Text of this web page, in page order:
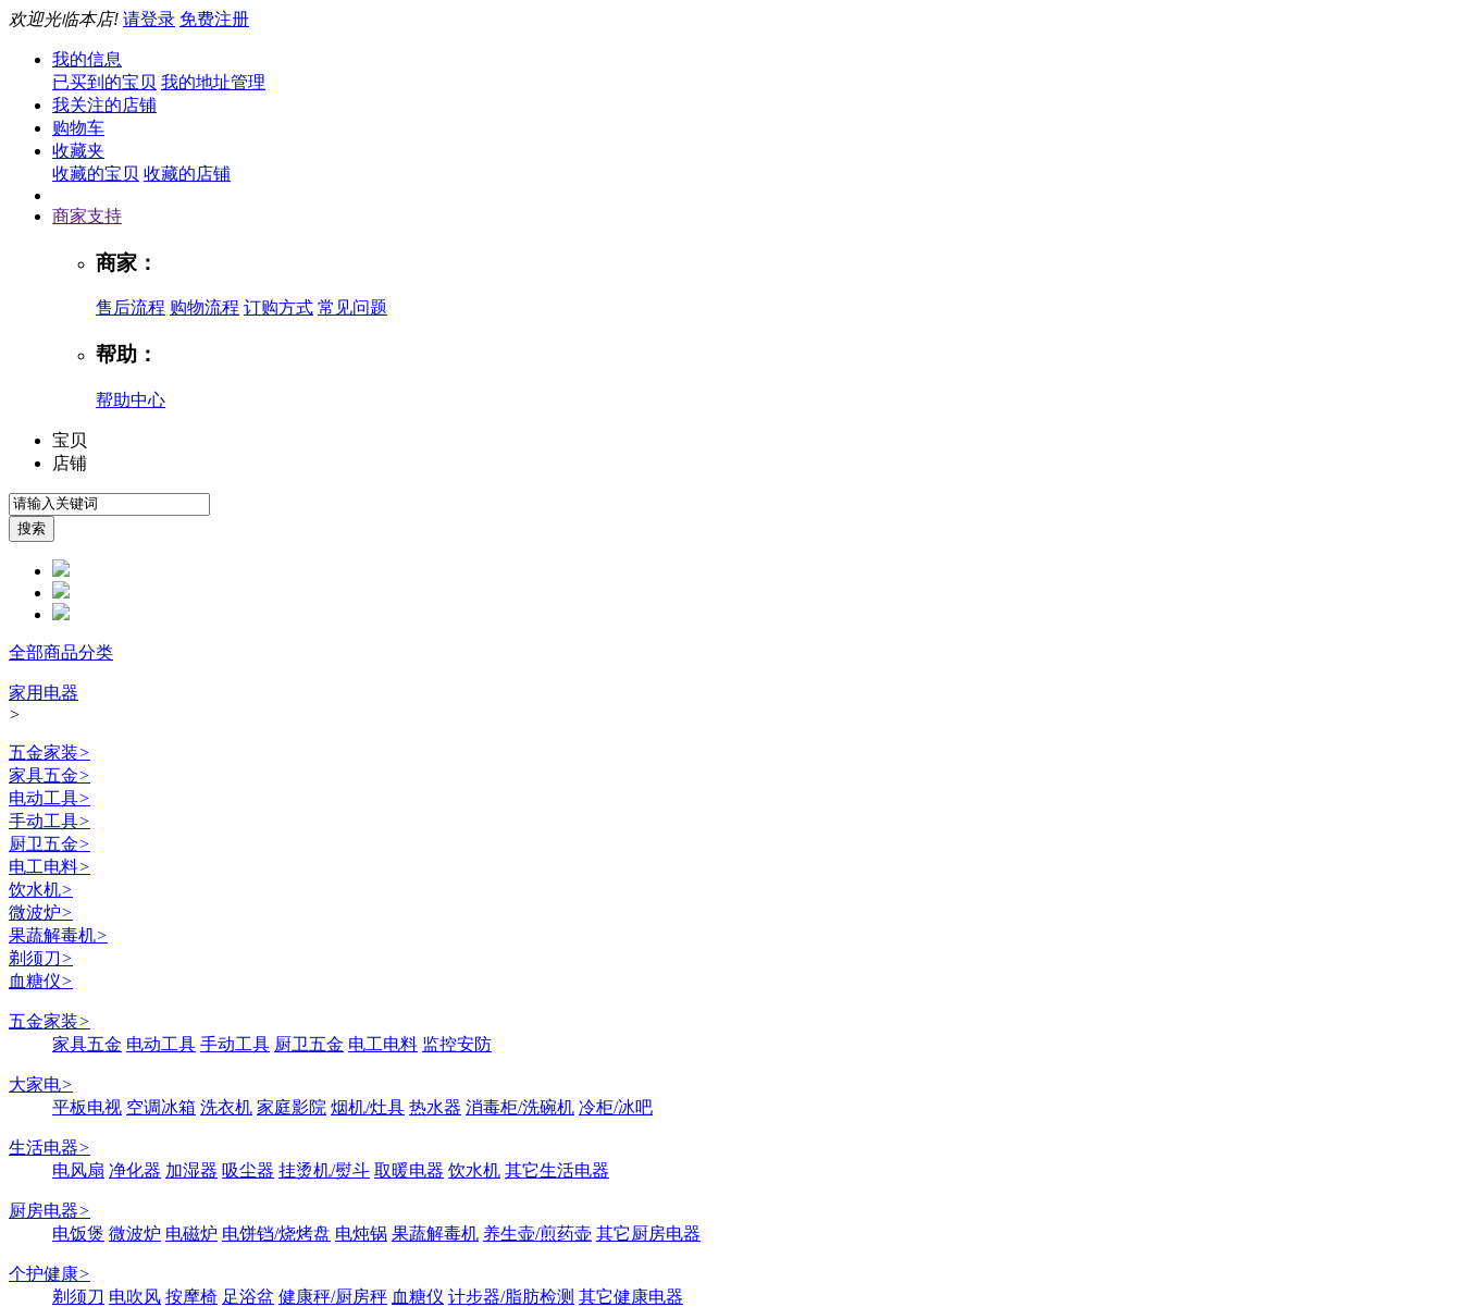
欢迎光临本店! 请登录 免费注册
我的信息
已买到的宝贝 我的地址管理
我关注的店铺
购物车
收藏夹
收藏的宝贝 收藏的店铺
商家支持
商家：
售后流程 购物流程 订购方式 常见问题
帮助：
帮助中心
宝贝
店铺
全部商品分类
家用电器
>
五金家装>
家具五金>
电动工具>
手动工具>
厨卫五金>
电工电料>
饮水机>
微波炉>
果蔬解毒机>
剃须刀>
血糖仪>
五金家装>
家具五金 电动工具 手动工具 厨卫五金 电工电料 监控安防
大家电>
平板电视 空调冰箱 洗衣机 家庭影院 烟机/灶具 热水器 消毒柜/洗碗机 冷柜/冰吧
生活电器>
电风扇 净化器 加湿器 吸尘器 挂烫机/熨斗 取暖电器 饮水机 其它生活电器
厨房电器>
电饭煲 微波炉 电磁炉 电饼铛/烧烤盘 电炖锅 果蔬解毒机 养生壶/煎药壶 其它厨房电器
个护健康>
剃须刀 电吹风 按摩椅 足浴盆 健康秤/厨房秤 血糖仪 计步器/脂肪检测 其它健康电器